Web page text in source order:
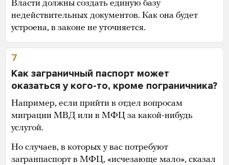
Власти должны создать единую базу
недействительных документов. Как она будет
устроена, в законе не уточняется.
7
Как заграничный паспорт может
оказаться у кого-то, кроме пограничника?
Например, если прийти в отдел вопросам
миграции МВД или в МФЦ за какой-нибудь
услугой.
Но случаев, в которых у вас потребуют
загранпаспорт в МФЦ, «исчезающе мало», сказал